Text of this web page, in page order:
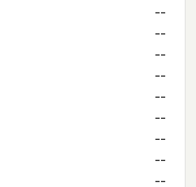
--
--
--
--
--
--
--
--
--